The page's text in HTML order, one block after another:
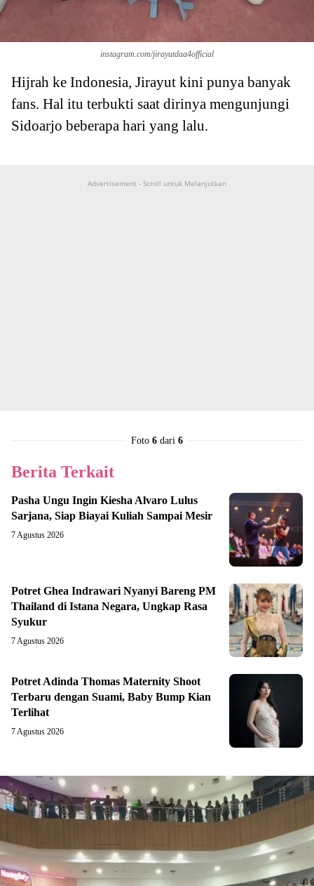
instagram.com/jirayutdaa4official
Hijrah ke Indonesia, Jirayut kini punya banyak
fans. Hal itu terbukti saat dirinya mengunjungi
Sidoarjo beberapa hari yang lalu.
Advertisement - Scroll untuk Melanjutkan
Foto 6 dari 6
Berita Terkait
Pasha Ungu Ingin Kiesha Alvaro Lulus
Sarjana, Siap Biayai Kuliah Sampai Mesir
7 Agustus 2026
Potret Ghea Indrawari Nyanyi Bareng PM
Thailand di Istana Negara, Ungkap Rasa
Syukur
7 Agustus 2026
Potret Adinda Thomas Maternity Shoot
Terbaru dengan Suami, Baby Bump Kian
Terlihat
7 Agustus 2026